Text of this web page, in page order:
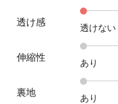
透け感
透けない
伸縮性
あり
裏地
あり